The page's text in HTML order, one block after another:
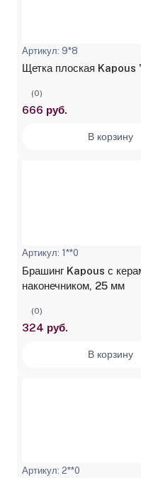
Артикул: 9*8
Щетка
(0)
666 руб.
В корзину
Артикул: 1**0
Брашинг Kapous с
наконечником, 25 мм
(0)
324 руб.
В корзину
Артикул: 2**0